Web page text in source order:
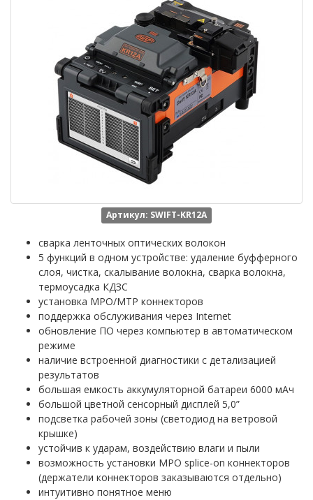
Артикул: SWIFT-KR12A
сварка ленточных оптических волокон
5 функций в одном устройстве: удаление буфферного
слоя, чистка, скалывание волокна, сварка волокна,
термоусадка КДЗС
установка MPO/MTP коннекторов
поддержка обслуживания через Internet
обновление ПО через компьютер в автоматическом
режиме
наличие встроенной диагностики с детализацией
результатов
большая емкость аккумуляторной батареи 6000 мАч
большой цветной сенсорный дисплей 5,0”
подсветка рабочей зоны (светодиод на ветровой
крышке)
устойчив к ударам, воздействию влаги и пыли
возможность установки MPO splice-on коннекторов
(держатели коннекторов заказываются отдельно)
интуитивно понятное меню